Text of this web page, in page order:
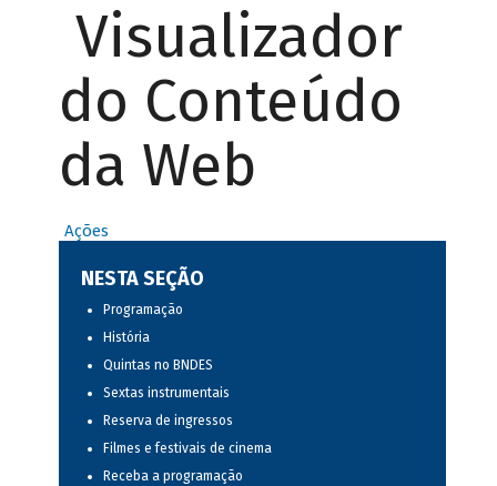
Visualizador
do Conteúdo
da Web
Ações
NESTA SEÇÃO
Programação
História
Quintas no BNDES
Sextas instrumentais
Reserva de ingressos
Filmes e festivais de cinema
Receba a programação